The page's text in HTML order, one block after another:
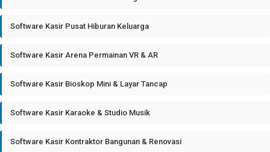
Software Kasir Pusat Hiburan Keluarga
Software Kasir Arena Permainan VR & AR
Software Kasir Bioskop Mini & Layar Tancap
Software Kasir Karaoke & Studio Musik
Software Kasir Kontraktor Bangunan & Renovasi